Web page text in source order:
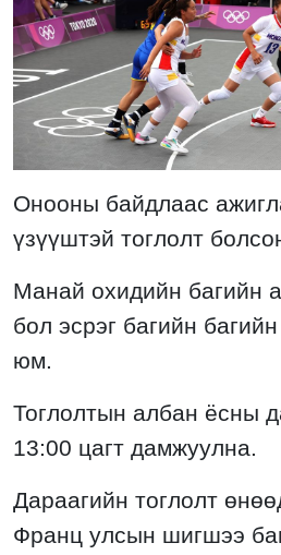
Онооны байдлаас
үзүүштэй тоглолт
Манай охидийн багийн
бол эсрэг багийн
юм.
Тоглолтын албан ёсны
13:00 цагт дамжуулна.
Дараагийн тоглолт
Франц улсын шигшээ